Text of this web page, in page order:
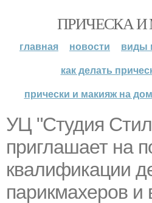
ПРИЧЕСКА
главная новости
виды
как делать
прически и макияж на
УЦ "Студия
приглашает на
квалификации
парикмахеров и